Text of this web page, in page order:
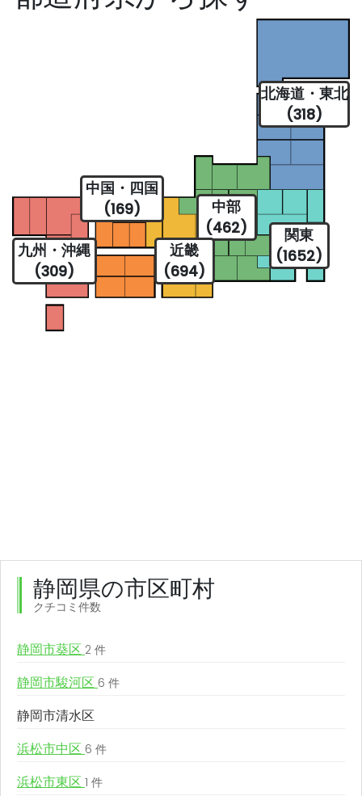
北海道・東北
(318)
関東
(1652)
中部
(462)
近畿
(694)
中国・四国
(169)
九州・沖縄
(309)
静岡県の市区町村
クチコミ件数
静岡市葵区 2 件
静岡市駿河区 6 件
静岡市清水区
浜松市中区 6 件
浜松市東区 1 件